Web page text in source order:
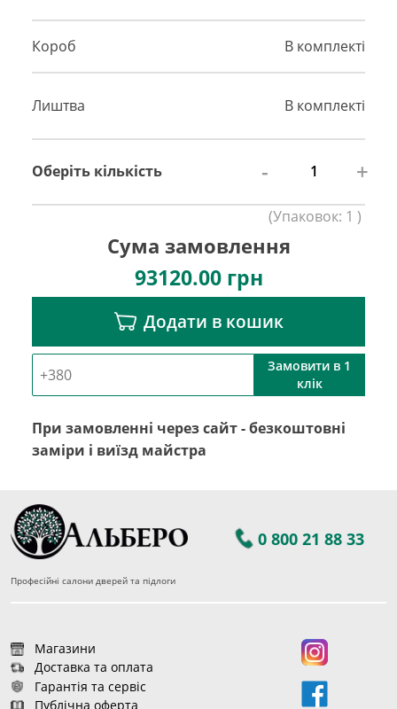
Короб В комплекті
Лиштва В комплекті
Оберіть кількість - +
(Упаковок: 1 )
Сума замовлення
93120.00грн
Додати в кошик
Замовити в 1
клік
При замовленні через сайт - безкоштовні
заміри і виїзд майстра
0 800 21 88 33
Професійні салони дверей та підлоги
Магазини
Доставка та оплата
Гарантія та сервіс
Публічна оферта